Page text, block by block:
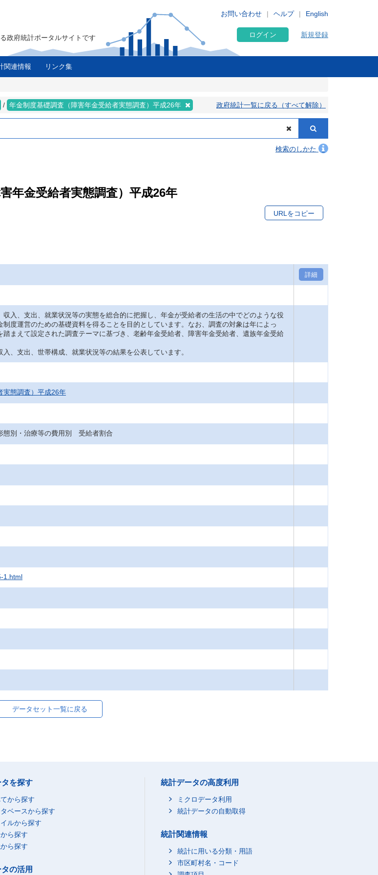
English
お問い合わせ ヘルプ
政府統計ポータルサイトです ログイン 新規登録
関連情報 リンク集
年金制度基礎調査（障害年金受給者実態調査）平成26年 政府統計一覧に戻る（すべて解除）
検索のしかた
年金受給者実態調査）平成26年
URLをコピー
詳細
入、支出、就業状況等の実態を総合的に把握し、年金が受給者の生活の中でどのような役
度運営のための基礎資料を得ることを目的としています。なお、調査の対象は年によっ
まえて設定された調査テーマに基づき、老齢年金受給者、障害年金受給者、遺族年金受給
、支出、世帯構成、就業状況等の結果を公表しています。
実態調査）平成26年
態別・治療等の費用別 受給者割合
1.html
データセット一覧に戻る
を探す
から探す
ベースから探す
ルから探す
ら探す
ら探す
の活用
統計データの高度利用
ミクロデータ利用
統計データの自動取得
統計関連情報
統計に用いる分類・用語
市区町村名・コード